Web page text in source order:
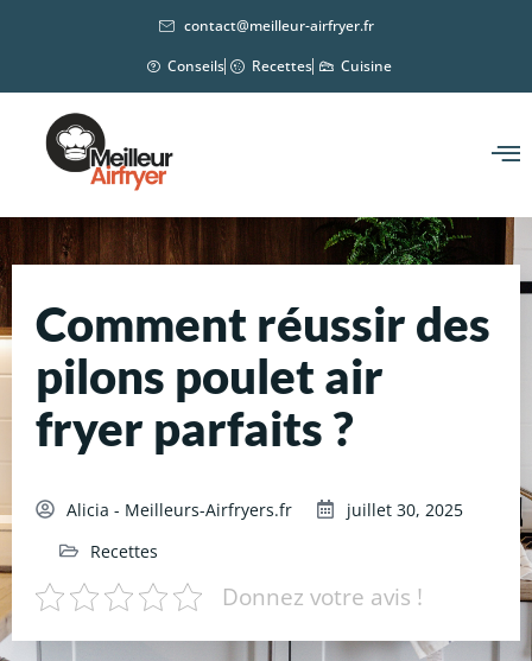
contact@meilleur-airfryer.fr
Conseils
Recettes Cuisine
Comment réussir des
pilons poulet air
fryer parfaits ?
Alicia - Meilleurs-Airfryers.fr
juillet 30, 2025
Recettes
Donnez votre avis !